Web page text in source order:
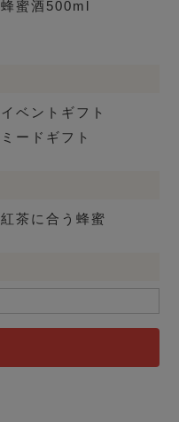
蜂蜜酒 500ml
イベントギフト
ミードギフト
紅茶に合う蜂蜜